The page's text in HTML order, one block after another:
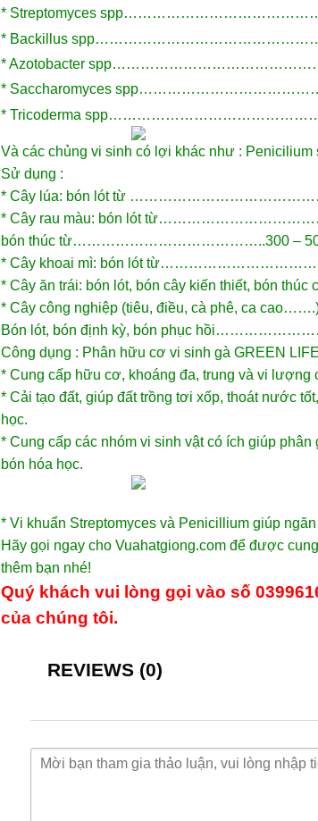
* Streptomyces
* Backillus
* Azotobacter
* Saccharomyces
* Tricoderma
Và các chủng vi sinh có lợi khác như :
Sử dụng :
* Cây lúa: bón lót từ
* Cây rau màu: bón lót
bón thúc từ…………………………………..300 –
* Cây khoai mì: bón lót
* Cây ăn trái: bón lót, bón cây kiến thiết, bón thúc
* Cây công nghiệp (tiêu, điều, cà phê, ca
Bón lót, bón định kỳ, bón phục
Công dụng : Phân hữu cơ vi sinh gà GREEN LIFE
* Cung cấp hữu cơ, khoáng đa, trung và vi lượng
* Cải tạo đất, giúp đất trồng tơi xốp, thoát nước
học.
* Cung cấp các nhóm vi sinh vật có ích giúp
bón hóa học.
* Vi khuẩn Streptomyces và Penicillium giúp
Hãy gọi ngay cho Vuahatgiong.com để được
thêm bạn nhé!
Quý khách vui lòng gọi vào số
của chúng tôi.
REVIEWS (0)